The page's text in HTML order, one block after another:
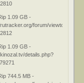
1.09 GB -
forum/
1.09 GB -
details.php?
744.5 MB -